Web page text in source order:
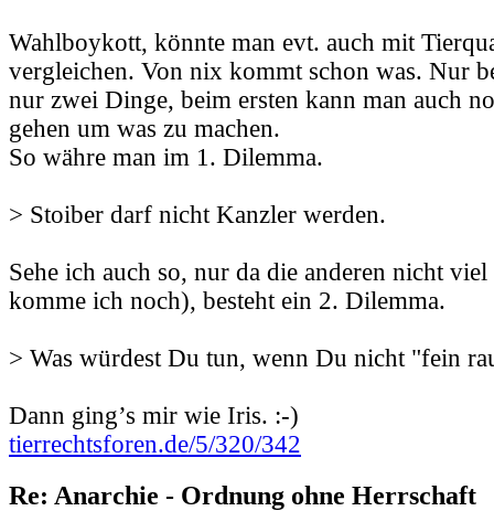
Wahlboykott, könnte man evt. auch mit
vergleichen. Von nix kommt schon was. Nur
nur zwei Dinge, beim ersten kann man auch
gehen um was zu machen.
So währe man im 1. Dilemma.
> Stoiber darf nicht Kanzler werden.
Sehe ich auch so, nur da die anderen nicht viel
komme ich noch), besteht ein 2. Dilemma.
> Was würdest Du tun, wenn Du nicht "fein
Dann ging’s mir wie Iris. :-)
tierrechtsforen.de/5/320/342
Re: Anarchie - Ordnung ohne Herrschaft